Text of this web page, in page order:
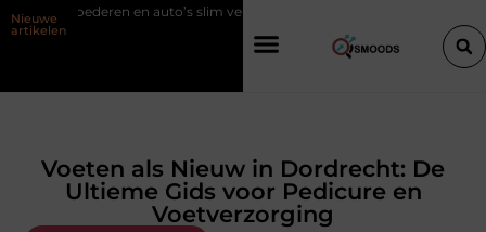
Nieuwe
artikelen
slim verplaatsen met twee liften naast elkaar
Voeten als Nieuw in Dordrecht: De
Ultieme Gids voor Pedicure en
Voetverzorging